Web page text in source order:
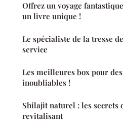
Offrez un voyage
un livre unique !
Le spécialiste de la tresse
service
Les meilleures box pour
inoubliables !
Shilajit naturel : les secrets
revitalisant